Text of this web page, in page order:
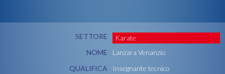
SETTORE
Karate
NOME
Lanzara Venanzio
QUALIFICA
Insegnante tecnico